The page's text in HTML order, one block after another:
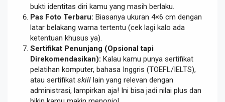
bukti identitas diri kamu yang masih berlaku.
Pas Foto Terbaru: Biasanya ukuran 4×6 cm dengan
latar belakang warna tertentu (cek lagi kalo ada
ketentuan khusus ya).
Sertifikat Penunjang (Opsional tapi
Direkomendasikan): Kalau kamu punya sertifikat
pelatihan komputer, bahasa Inggris (TOEFL/IELTS),
atau sertifikat skill lain yang relevan dengan
administrasi, lampirkan aja! Ini bisa jadi nilai plus dan